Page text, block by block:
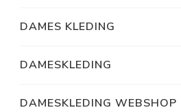
DAMES KLEDING
DAMESKLEDING
DAMESKLEDING WEBSHOP